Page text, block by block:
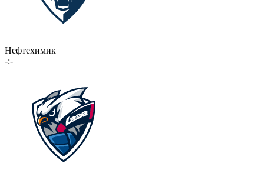
Нефтехимик
-:-